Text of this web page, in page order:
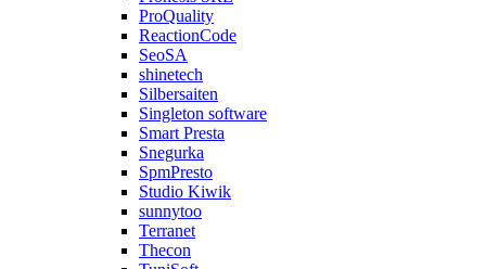
ProQuality
ReactionCode
SeoSA
shinetech
Silbersaiten
Singleton software
Smart Presta
Snegurka
SpmPresto
Studio Kiwik
sunnytoo
Terranet
Thecon